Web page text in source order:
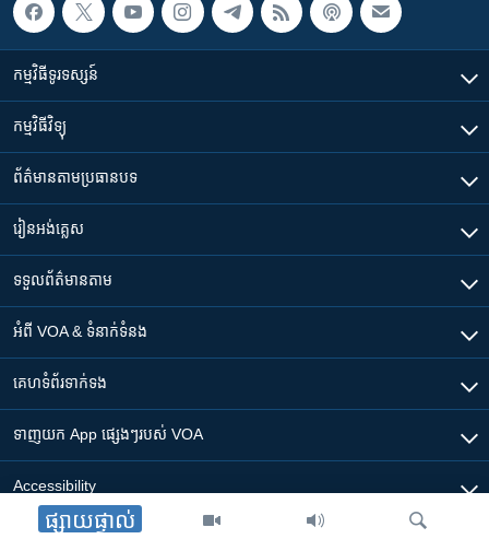
ផ្សាយផ្ទាល់
កម្មវិធី​ទូរទស្សន៍
កម្មវិធី​វិទ្យុ
ព័ត៌មាន​តាមប្រធានបទ​
រៀន​​អង់គ្លេស
ទទួល​ព័ត៌មាន​តាម
អំពី​ VOA & ទំនាក់ទំនង
គេហទំព័រ​​ទាក់ទង
ទាញយក​ App ផ្សេងៗ​របស់​ VOA
Accessibility